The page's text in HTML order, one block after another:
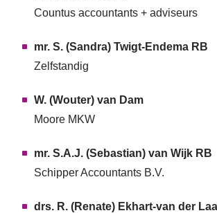
Countus accountants + adviseurs
mr. S. (Sandra) Twigt-Endema RB
Zelfstandig
W. (Wouter) van Dam
Moore MKW
mr. S.A.J. (Sebastian) van Wijk RB
Schipper Accountants B.V.
drs. R. (Renate) Ekhart-van der